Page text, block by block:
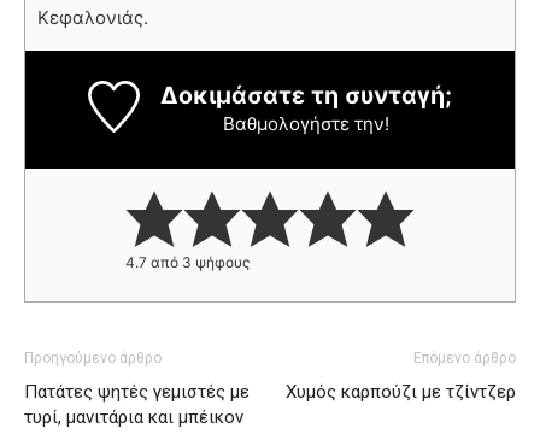
Κεφαλονιάς.
Δοκιμάσατε τη συνταγή;
Βαθμολογήστε την!
4.7 από 3 ψήφους
Προηγούμενο άρθρο
Πατάτες ψητές γεμιστές με
τυρί, μανιτάρια και μπέικον
Επόμενο άρθρο
Χυμός καρπούζι με τζίντζερ